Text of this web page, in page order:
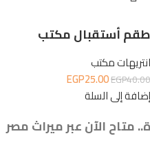
طقم أستقبال مكتب
انتريهات مكتب
EGP40.00
EGP25.00
إضافة إلى السلة
متاح الآن عبر ميراث مصر